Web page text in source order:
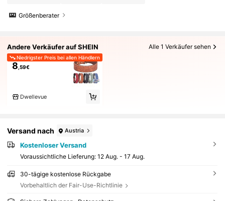
Größenberater
Andere Verkäufer auf SHEIN Alle 1 Verkäufer sehen
Niedrigster Preis bei allen Händlern
8 ,59€
Dwellevue
Versand nach Austria
Kostenloser Versand
Voraussichtliche Lieferung: 12 Aug. - 17 Aug.
30-tägige kostenlose Rückgabe
Vorbehaltlich der Fair-Use-Richtlinie